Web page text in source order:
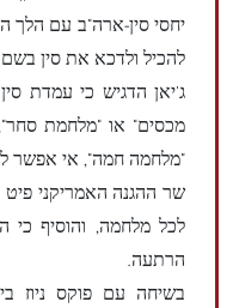
יחסי סין-ארה"ב עם הלך
להכיל ולדכא את סין
ג'יאן הדגיש כי עמדת
מכסים" או "מלחמת
"מלחמה חמה", אי אפשר
שר ההגנה האמריקני
לכל מלחמה, והוסיף כי
הרתעה.
בשיחה עם פוקס ניוז